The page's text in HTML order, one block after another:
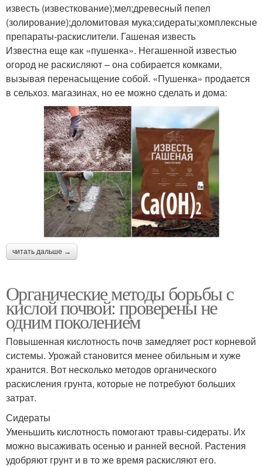
известь (известкование);мел;древесный пепел
(золирование);доломитовая мука;сидераты;комплексные
препараты-раскислители. Гашеная известь
Известна еще как «пушенка». Негашенной известью
огород не раскисляют – она собирается комками,
вызывая перенасыщение собой. «Пушенка» продается
в сельхоз. магазинах, но ее можно сделать и дома:
читать дальше →
Органические методы борьбы с
кислой почвой: проверены не
одним поколением
Повышенная кислотность почв замедляет рост корневой
системы. Урожай становится менее обильным и хуже
хранится. Вот несколько методов органического
раскисления грунта, которые не потребуют больших
затрат.
Сидераты
Уменьшить кислотность помогают травы-сидераты. Их
можно высаживать осенью и ранней весной. Растения
удобряют грунт и в то же время раскисляют его.